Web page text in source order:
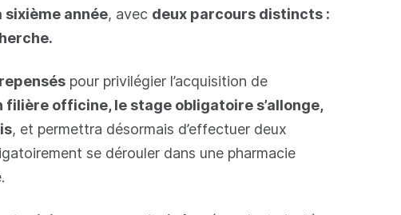
sixième année, avec deux parcours distincts :
pour privilégier l’acquisition de
filière officine, le stage obligatoire s’allonge,
, et permettra désormais d’effectuer deux
se dérouler dans une pharmacie